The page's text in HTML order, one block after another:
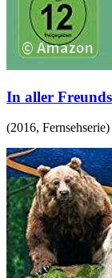
In aller
(2016, Fernsehserie)